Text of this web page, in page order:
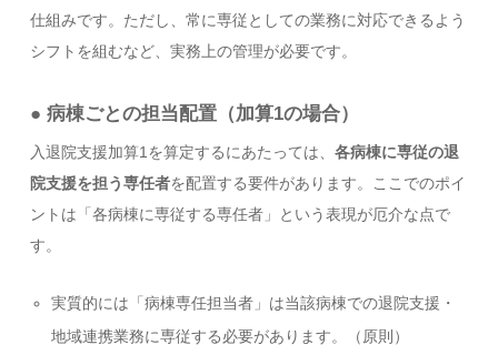
仕組みです。ただし、常に専従としての業務に対応できるよう
シフトを組むなど、実務上の管理が必要です。
● 病棟ごとの担当配置（加算1の場合）
入退院支援加算1を算定するにあたっては、各病棟に専従の退
院支援を担う専任者を配置する要件があります。ここでのポイ
ントは「各病棟に専従する専任者」という表現が厄介な点で
す。
実質的には「病棟専任担当者」は当該病棟での退院支援・
地域連携業務に専従する必要があります。（原則）